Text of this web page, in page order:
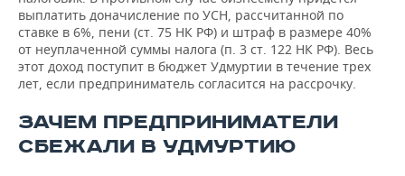
выплатить доначисление по УСН, рассчитанной по
ставке в 6%, пени (ст. 75 НК РФ) и штраф в размере 40%
от неуплаченной суммы налога (п. 3 ст. 122 НК РФ). Весь
этот доход поступит в бюджет Удмуртии в течение трех
лет, если предприниматель согласится на рассрочку.
ЗАЧЕМ ПРЕДПРИНИМАТЕЛИ
СБЕЖАЛИ В УДМУРТИЮ